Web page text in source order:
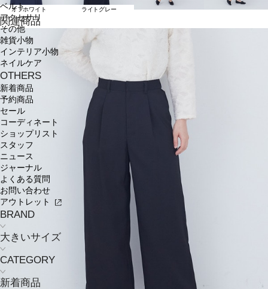
ベルト
アクセサリ
その他
雑貨小物
インテリア小物
ネイルケア
OTHERS
新着商品
予約商品
セール
コーディネート
ショップリスト
スタッフ
ニュース
ジャーナル
よくある質問
お問い合わせ
アウトレット
BRAND
大きいサイズ
CATEGORY
新着商品
オフホワイト ライトグレー
関連商品